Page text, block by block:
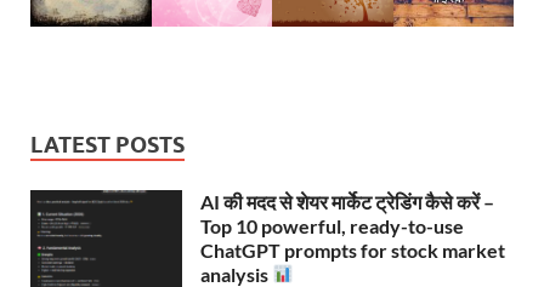
LATEST POSTS
AI की मदद से शेयर मार्केट ट्रेडिंग कैसे करें –
Top 10 powerful, ready-to-use
ChatGPT prompts for stock market
analysis